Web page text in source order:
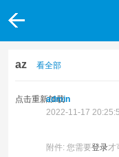
az 看全部
点击重新加载
admin
2022-11-17
附件: 您需要登录才